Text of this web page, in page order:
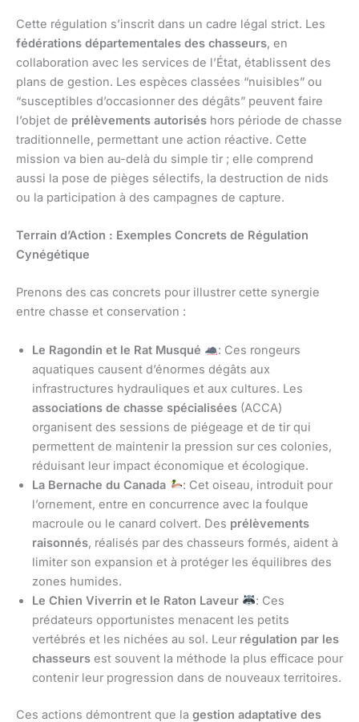
Cette régulation s’inscrit dans un cadre légal strict. Les
fédérations départementales des chasseurs, en
collaboration avec les services de l’État, établissent des
plans de gestion. Les espèces classées “nuisibles” ou
“susceptibles d’occasionner des dégâts” peuvent faire
l’objet de prélèvements autorisés hors période de chasse
traditionnelle, permettant une action réactive. Cette
mission va bien au-delà du simple tir ; elle comprend
aussi la pose de pièges sélectifs, la destruction de nids
ou la participation à des campagnes de capture.
Terrain d’Action : Exemples Concrets de Régulation
Cynégétique
Prenons des cas concrets pour illustrer cette synergie
entre chasse et conservation :
Le Ragondin et le Rat Musqué
: Ces rongeurs
aquatiques causent d’énormes dégâts aux
infrastructures hydrauliques et aux cultures. Les
associations de chasse spécialisées (ACCA)
organisent des sessions de piégeage et de tir qui
permettent de maintenir la pression sur ces colonies,
réduisant leur impact économique et écologique.
La Bernache du Canada
: Cet oiseau, introduit pour
l’ornement, entre en concurrence avec la foulque
macroule ou le canard colvert. Des prélèvements
raisonnés, réalisés par des chasseurs formés, aident à
limiter son expansion et à protéger les équilibres des
zones humides.
Le Chien Viverrin et le Raton Laveur
: Ces
prédateurs opportunistes menacent les petits
vertébrés et les nichées au sol. Leur régulation par les
chasseurs est souvent la méthode la plus efficace pour
contenir leur progression dans de nouveaux territoires.
Ces actions démontrent que la gestion adaptative des